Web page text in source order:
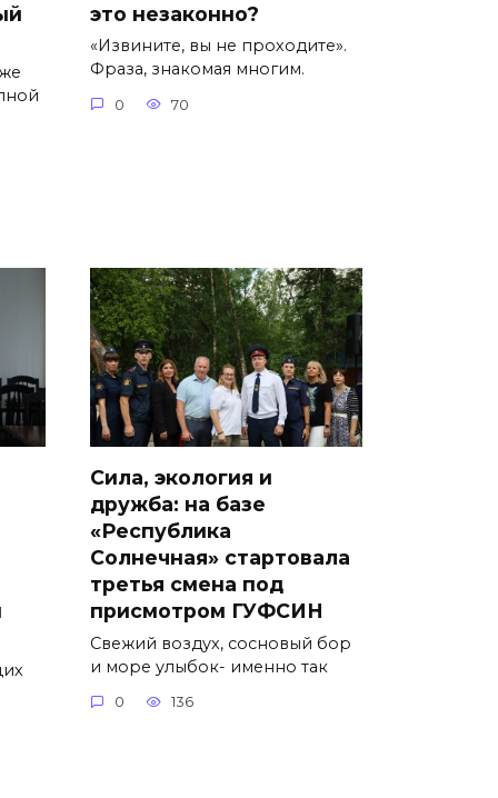
это незаконно?
«Извините, вы не проходите».
Фраза, знакомая многим.
0 70
Сила, экология и
дружба: на базе
«Республика
Солнечная» стартовала
третья смена под
присмотром ГУФСИН
Свежий воздух, сосновый бор
и море улыбок- именно так
0 136